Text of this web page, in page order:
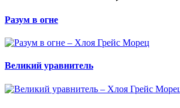
Разум в огне
Великий уравнитель